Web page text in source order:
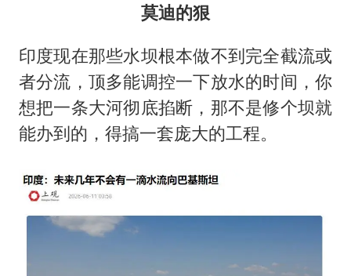
莫迪的狠
印度现在那些水坝根本做不到完全截流或
者分流，顶多能调控一下放水的时间，你
想把一条大河彻底掐断，那不是修个坝就
能办到的，得搞一套庞大的工程。